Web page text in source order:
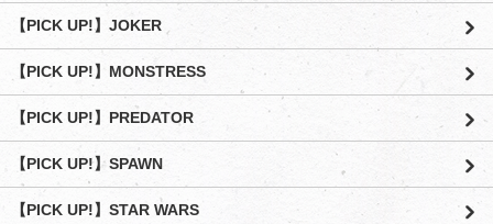
【PICK UP!】JOKER
【PICK UP!】MONSTRESS
【PICK UP!】PREDATOR
【PICK UP!】SPAWN
【PICK UP!】STAR WARS